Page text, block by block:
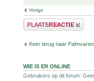
Vorige
Plaats een reactie
Keer terug naar
WIE IS ER ONLINE
Gebruikers op dit forum: